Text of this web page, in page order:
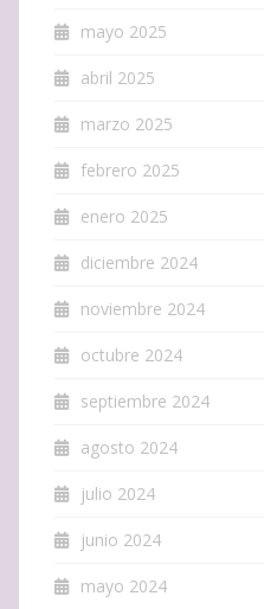
mayo 2025
abril 2025
marzo 2025
febrero 2025
enero 2025
diciembre 2024
noviembre 2024
octubre 2024
septiembre 2024
agosto 2024
julio 2024
junio 2024
mayo 2024